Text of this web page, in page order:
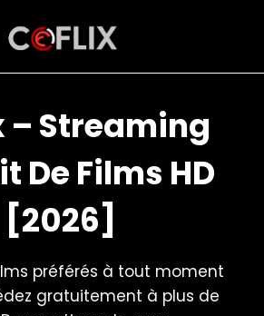
– Streaming
De Films HD
[2026]
préférés à tout moment
gratuitement à plus de